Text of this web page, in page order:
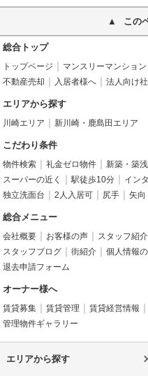
この
総合トップ
トップページ マンスリーマンション
不動産売却
入居者様へ 法人向け
エリアから探す
川崎エリア 新川崎・鹿島田エリア
こだわり条件
物件検索 礼金ゼロ物件 新築・築
スーパーの近く
駅徒歩10分 イン
独立洗面台
2人入居可 尻手 矢向
総合メニュー
会社概要 お客様の声 スタッフ紹介
スタッフブログ
街紹介 個人情報
退去申請フォーム
オーナー様へ
賃貸募集 賃貸管理 賃貸経営情報
管理物件ギャラリー
エリアから探す